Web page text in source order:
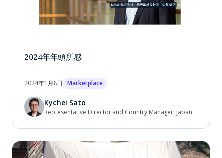
2024年年頭所感
2024年1月8日 Marketplace
Kyohei Sato
Representative Director and Country Manager, Japan